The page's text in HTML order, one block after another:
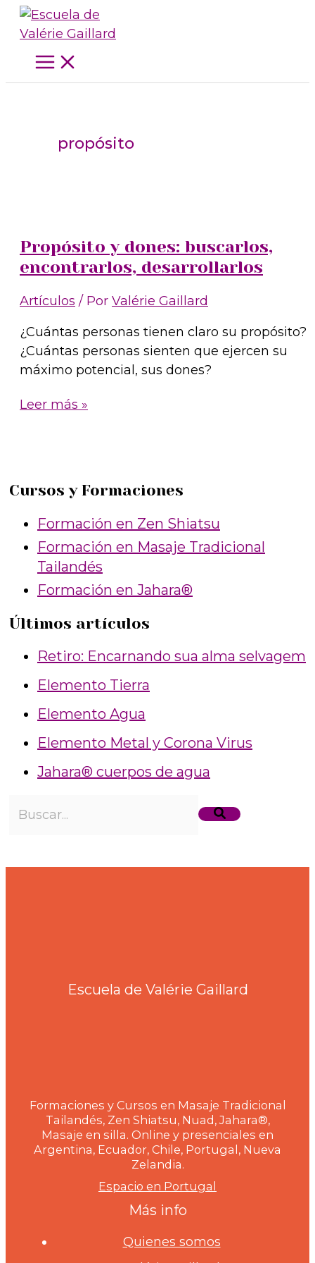
contenido
propósito
Propósito y dones: buscarlos,
encontrarlos, desarrollarlos
Artículos / Por Valérie Gaillard
¿Cuántas personas tienen claro su propósito?
¿Cuántas personas sienten que ejercen su
máximo potencial, sus dones?
Propósito
desarrollarlos
Leer más »
Cursos y Formaciones
Formación en Zen Shiatsu
Formación en Masaje Tradicional
Tailandés
Formación en Jahara®
Últimos artículos
Retiro: Encarnando sua alma selvagem
Elemento Tierra
Elemento Agua
Elemento Metal y Corona Virus
Jahara® cuerpos de agua
Escuela de Valérie Gaillard
Formaciones y Cursos en Masaje Tradicional
Tailandés, Zen Shiatsu, Nuad, Jahara®,
Masaje en silla. Online y presenciales en
Argentina, Ecuador, Chile, Portugal, Nueva
Zelandia.
Espacio en Portugal
Más info
Quienes somos